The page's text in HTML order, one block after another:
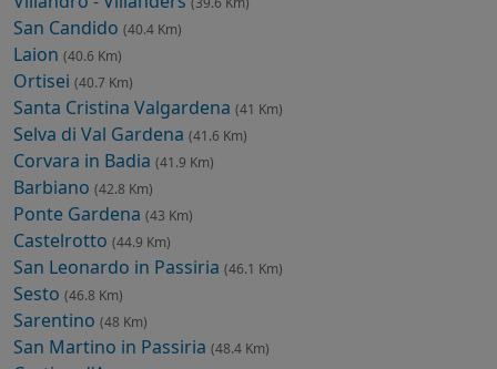
San Candido (40.4 Km)
Laion (40.6 Km)
Ortisei (40.7 Km)
Santa Cristina Valgardena (41 Km)
Selva di Val Gardena (41.6 Km)
Corvara in Badia (41.9 Km)
Barbiano (42.8 Km)
Ponte Gardena (43 Km)
Castelrotto (44.9 Km)
San Leonardo in Passiria (46.1 Km)
Sesto (46.8 Km)
Sarentino (48 Km)
San Martino in Passiria (48.4 Km)